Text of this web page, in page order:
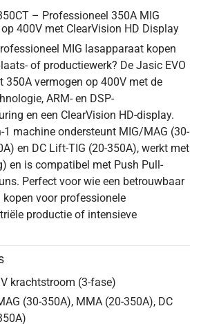
– Professioneel 350A MIG
400V met ClearVision HD Display
MIG lasapparaat kopen
of productiewerk? De Jasic EVO
350A vermogen op 400V met de
ARM- en DSP-
en een ClearVision HD-display.
1 machine ondersteunt MIG/MAG (30-
en DC Lift-TIG (20-350A), werkt met
en is compatibel met Push Pull-
Perfect voor wie een betrouwbaar
voor professionele
productie of intensieve
krachtstroom (3-fase)
(30-350A), MMA (20-350A), DC